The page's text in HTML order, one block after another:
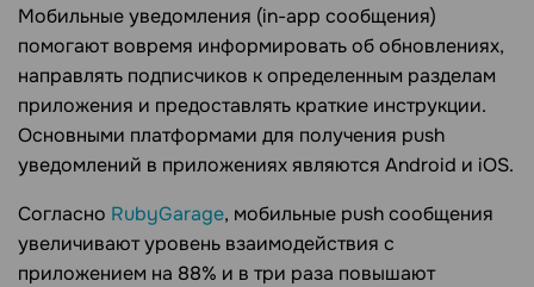
Мобильные уведомления (in-app сообщения)
помогают вовремя информировать об обновлениях,
направлять подписчиков к определенным разделам
приложения и предоставлять краткие инструкции.
Основными платформами для получения push
уведомлений в приложениях являются Android и iOS.
Согласно RubyGarage, мобильные push сообщения
увеличивают уровень взаимодействия с
приложением на 88% и в три раза повышают